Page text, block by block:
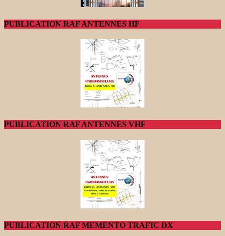
PUBLICATION RAF ANTENNES HF
PUBLICATION RAF ANTENNES VHF
PUBLICATION RAF MEMENTO TRAFIC DX